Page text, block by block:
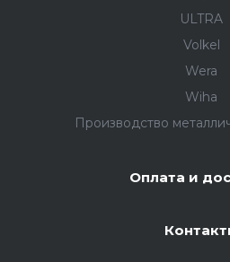
ULTRA
Volkel
Wera
Wiha
Производство
Оплата и